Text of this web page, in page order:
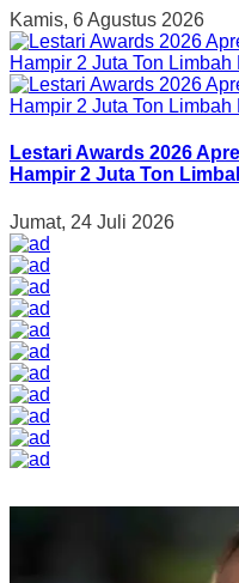
Kamis, 6 Agustus 2026
Lestari Awards 2026
Hampir 2 Juta Ton
Jumat, 24 Juli 2026